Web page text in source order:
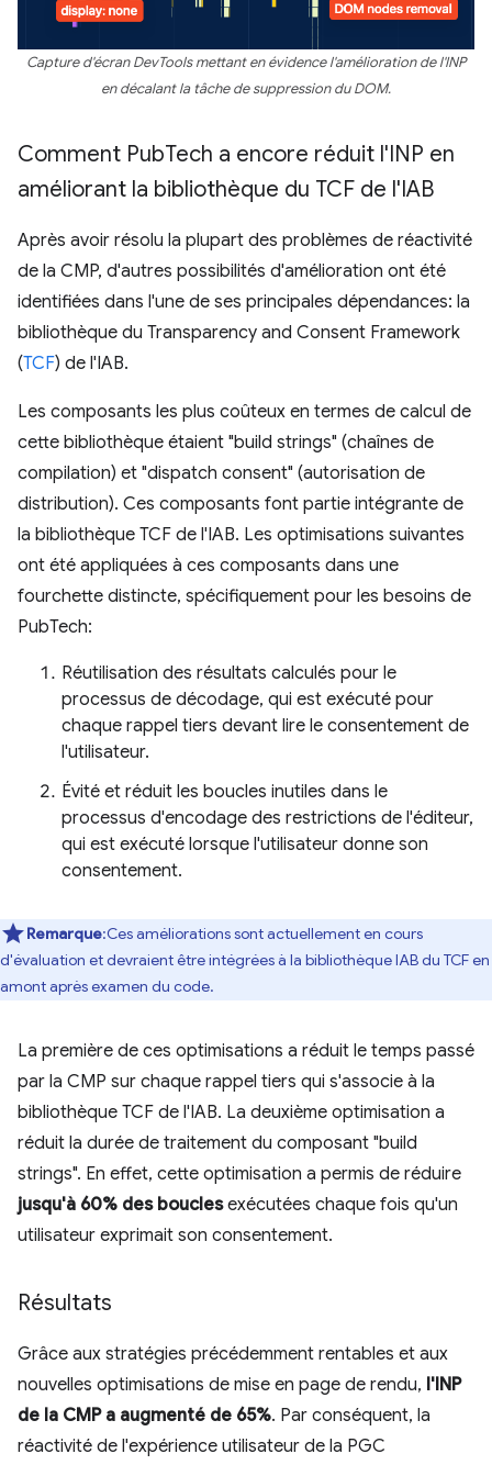
Capture d'écran DevTools mettant en évidence l'amélioration de l'INP
en décalant la tâche de suppression du DOM.
Comment PubTech a encore réduit l'INP en
améliorant la bibliothèque du TCF de l'IAB
Après avoir résolu la plupart des problèmes de réactivité
de la CMP, d'autres possibilités d'amélioration ont été
identifiées dans l'une de ses principales dépendances: la
bibliothèque du Transparency and Consent Framework
(TCF) de l'IAB.
Les composants les plus coûteux en termes de calcul de
cette bibliothèque étaient "build strings" (chaînes de
compilation) et "dispatch consent" (autorisation de
distribution). Ces composants font partie intégrante de
la bibliothèque TCF de l'IAB. Les optimisations suivantes
ont été appliquées à ces composants dans une
fourchette distincte, spécifiquement pour les besoins de
PubTech:
Réutilisation des résultats calculés pour le
processus de décodage, qui est exécuté pour
chaque rappel tiers devant lire le consentement de
l'utilisateur.
Évité et réduit les boucles inutiles dans le
processus d'encodage des restrictions de l'éditeur,
qui est exécuté lorsque l'utilisateur donne son
consentement.
Remarque:Ces améliorations sont actuellement en cours
d'évaluation et devraient être intégrées à la bibliothèque IAB du TCF en
amont après examen du code.
La première de ces optimisations a réduit le temps passé
par la CMP sur chaque rappel tiers qui s'associe à la
bibliothèque TCF de l'IAB. La deuxième optimisation a
réduit la durée de traitement du composant "build
strings". En effet, cette optimisation a permis de réduire
jusqu'à 60% des bouclesexécutées chaque fois qu'un
utilisateur exprimait son consentement.
Résultats
Grâce aux stratégies précédemment rentables et aux
nouvelles optimisations de mise en page de rendu, l'INP
de la CMP a augmenté de 65%. Par conséquent, la
réactivité de l'expérience utilisateur de la PGC